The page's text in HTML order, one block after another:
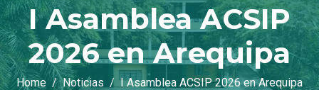
I Asamblea ACSIP
2026 en Arequipa
Home Noticias I Asamblea ACSIP 2026 en Arequipa